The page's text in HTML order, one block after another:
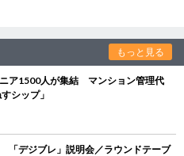
もっと見る
ニア1500人が集結 マンション管理代
シップ」
デジブレ」説明会／ラウンドテーブ